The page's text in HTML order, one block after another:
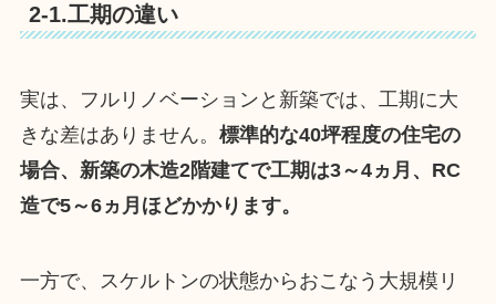
2-1.工期の違い
実は、フルリノベーションと新築では、工期に大
きな差はありません。 標準的な40坪程度の住宅の
場合、新築の木造2階建てで工期は3～4ヵ月、RC
造で5～6ヵ月ほどかかります。
一方で、スケルトンの状態からおこなう大規模リ